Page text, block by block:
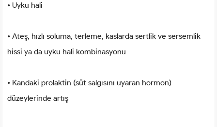
• Uyku hali
• Ateş, hızlı soluma, terleme, kaslarda sertlik ve sersemlik
hissi ya da uyku hali kombinasyonu
• Kandaki prolaktin (süt salgısını uyaran hormon)
düzeylerinde artış